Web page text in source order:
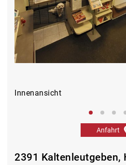
Innenansicht
Anfahrt
2391 Kaltenleutgeben,